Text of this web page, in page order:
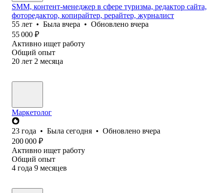
SMM, контент-менеджер в сфере туризма, редактор сайта,
фоторедактор, копирайтер, рерайтер, журналист
55 лет • Была вчера • Обновлено вчера
55 000 ₽
Активно ищет работу
Общий опыт
20 лет 2 месяца
Маркетолог
23 года • Была сегодня • Обновлено вчера
200 000 ₽
Активно ищет работу
Общий опыт
4 года 9 месяцев